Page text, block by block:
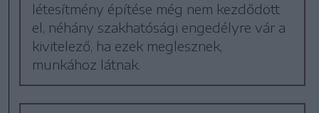
létesítmény építése még nem kezdődött
el, néhány szakhatósági engedélyre vár a
kivitelező, ha ezek meglesznek,
munkához látnak.